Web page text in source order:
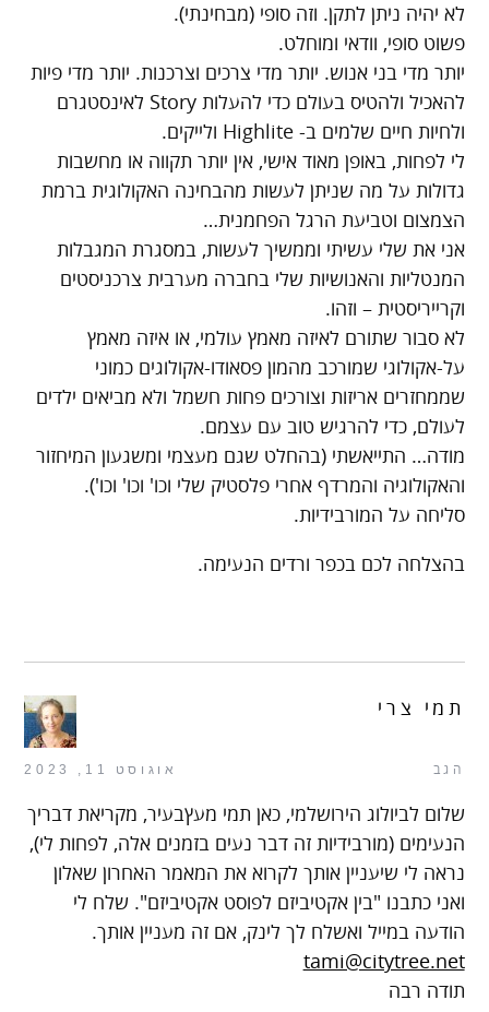
לא יהיה ניתן לתקן. וזה סופי (מבחינתי).
פשוט סופי, וודאי ומוחלט.
יותר מדי בני אנוש. יותר מדי צרכים וצרכנות. יותר מדי פיות
להאכיל ולהטיס בעולם כדי להעלות Story לאינסטגרם
ולחיות חיים שלמים ב- Highlite ולייקים.
לי לפחות, באופן מאוד אישי, אין יותר תקווה או מחשבות
גדולות על מה שניתן לעשות מהבחינה האקולוגית ברמת
הצמצום וטביעת הרגל הפחמנית…
אני את שלי עשיתי וממשיך לעשות, במסגרת המגבלות
המנטליות והאנושיות שלי בחברה מערבית צרכניסטים
וקרייריסטית – וזהו.
לא סבור שתורם לאיזה מאמץ עולמי, או איזה מאמץ
על-אקולוגי שמורכב מהמון פסאודו-אקולוגים כמוני
שממחזרים אריזות וצורכים פחות חשמל ולא מביאים ילדים
לעולם, כדי להרגיש טוב עם עצמם.
מודה… התייאשתי (בהחלט שגם מעצמי ומשגעון המיחזור
והאקולוגיה והמרדף אחרי פלסטיק שלי וכו' וכו' וכו').
סליחה על המורבידיות.
בהצלחה לכם בכפר ורדים הנעימה.
הגב אוגוסט 11, 2023
תמי צרי
שלום לביולוג הירושלמי, כאן תמי מעץבעיר, מקריאת דבריך
הנעימים (מורבידיות זה דבר נעים בזמנים אלה, לפחות לי),
נראה לי שיעניין אותך לקרוא את המאמר האחרון שאלון
ואני כתבנו "בין אקטיביזם לפוסט אקטיביזם". שלח לי
הודעה במייל ואשלח לך לינק, אם זה מעניין אותך.
tami@citytree.net
תודה רבה